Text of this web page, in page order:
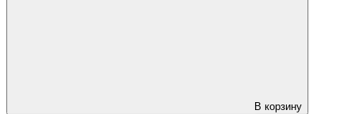
В корзину